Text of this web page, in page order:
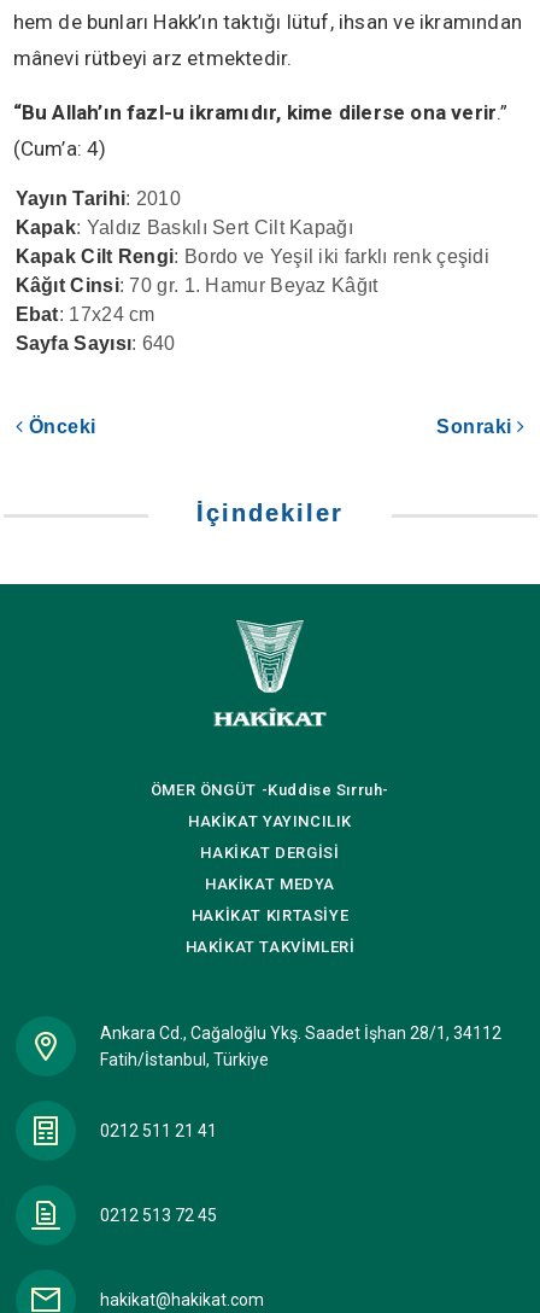
hem de bunları Hakk’ın taktığı lütuf, ihsan ve ikramından
mânevi rütbeyi arz etmektedir.
“Bu Allah’ın fazl-u ikramıdır, kime dilerse ona verir.”
(Cum’a: 4)
Yayın Tarihi: 2010
Kapak: Yaldız Baskılı Sert Cilt Kapağı
Kapak Cilt Rengi: Bordo ve Yeşil iki farklı renk çeşidi
Kâğıt Cinsi: 70 gr. 1. Hamur Beyaz Kâğıt
Ebat: 17x24 cm
Sayfa Sayısı: 640
Önceki Sonraki
İçindekiler
ÖMER ÖNGÜT -Kuddise Sırruh-
HAKİKAT YAYINCILIK
HAKİKAT DERGİSİ
HAKİKAT MEDYA
HAKİKAT KIRTASİYE
HAKİKATTAKVİMLERİ
Ankara Cd., Cağaloğlu Ykş. Saadet İşhan 28/1, 34112
Fatih/İstanbul, Türkiye
0212 511 21 41
0212 513 72 45
hakikat@hakikat.com